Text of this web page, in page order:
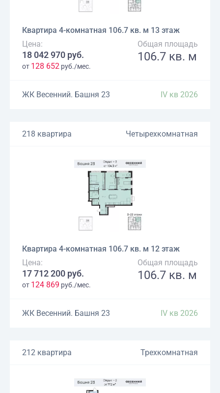
Квартира 4-комнатная 106.7 кв. м 13 этаж
Цена:
18 042 970 руб.
от 128 652 руб./мес.
Общая площадь
106.7 кв. м
ЖК Весенний. Башня 23 IV кв 2026
218 квартира Четырехкомнатная
Квартира 4-комнатная 106.7 кв. м 12 этаж
Цена:
17 712 200 руб.
от 124 869 руб./мес.
Общая площадь
106.7 кв. м
ЖК Весенний. Башня 23 IV кв 2026
212 квартира Трехкомнатная